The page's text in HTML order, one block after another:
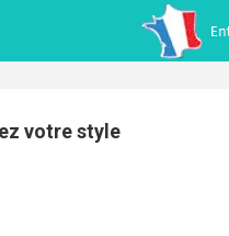
votre style